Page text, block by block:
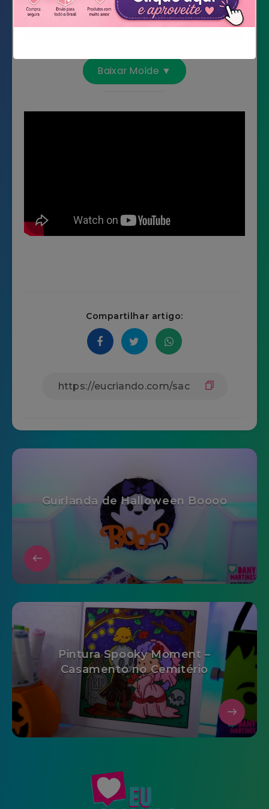
Tesoura
Fita de cetim (para alça)
Baixar Molde ▼
Compartilhar artigo:
Guirlanda de Halloween Boooo
Pintura Spooky Moment –
Casamento no Cemitério
Não mostrar novamente